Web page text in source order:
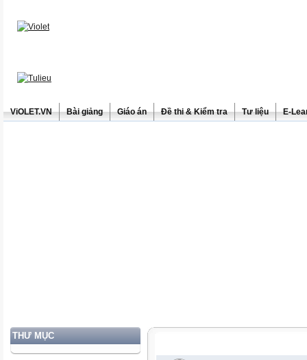
ViOLET.VN Bài giảng Giáo án Đề thi & Kiểm tra Tư liệu E-
THƯ MỤC